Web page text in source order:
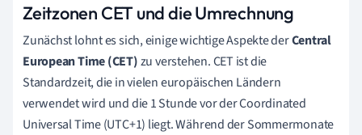
Zeitzonen CET und die Umrechnung
Zunächst lohnt es sich, einige wichtige Aspekte derCentral
European Time (CET)zu verstehen. CET ist die
Standardzeit, die in vielen europäischen Ländern
verwendet wird und die 1 Stunde vor der Coordinated
Universal Time (UTC+1) liegt. Während der Sommermonate